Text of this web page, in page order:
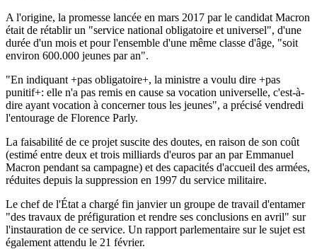
A l'origine, la promesse lancée en mars 2017 par le candidat Macron
était de rétablir un "service national obligatoire et universel", d'une
durée d'un mois et pour l'ensemble d'une même classe d'âge, "soit
environ 600.000 jeunes par an".
"En indiquant +pas obligatoire+, la ministre a voulu dire +pas
punitif+: elle n'a pas remis en cause sa vocation universelle, c'est-à-
dire ayant vocation à concerner tous les jeunes", a précisé vendredi
l'entourage de Florence Parly.
La faisabilité de ce projet suscite des doutes, en raison de son coût
(estimé entre deux et trois milliards d'euros par an par Emmanuel
Macron pendant sa campagne) et des capacités d'accueil des armées,
réduites depuis la suppression en 1997 du service militaire.
Le chef de l'État a chargé fin janvier un groupe de travail d'entamer
"des travaux de préfiguration et rendre ses conclusions en avril" sur
l'instauration de ce service. Un rapport parlementaire sur le sujet est
également attendu le 21 février.